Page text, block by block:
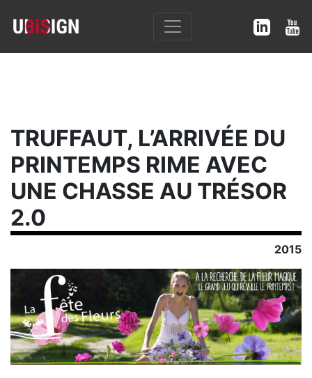
TRUFFAUT, L’ARRIVÉE DU
PRINTEMPS RIME AVEC
UNE CHASSE AU TRÉSOR
2.0
2015